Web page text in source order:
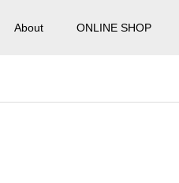
About ONLINE SHOP